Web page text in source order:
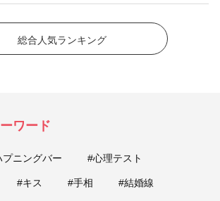
総合人気ランキング
ワード
プニングバー #心理テスト
#キス #手相 #結婚線